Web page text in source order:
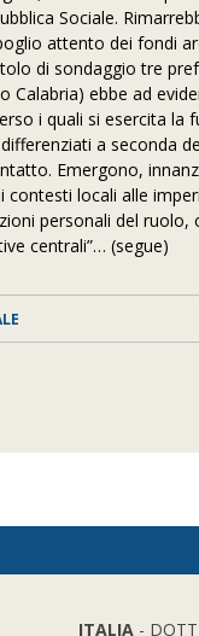
Sociale.
attento dei fondi
di sondaggio tre
Calabria) ebbe ad
i quali si esercita
a seconda
Emergono,
contesti locali alle
personali del
centrali”… (segue)
ITALIA -